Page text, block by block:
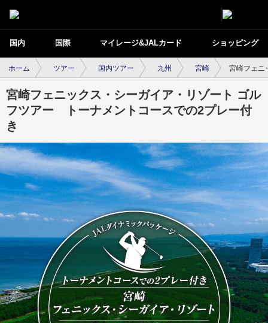
国内 国際 マイレージ&JALカード ショッピング
ホーム ツアー 国内ツアー 九州 宮崎 宮崎フェニ
宮崎フェニックス・シーガイア・リゾート ゴル
フツアー トーナメントコースでの2プレー付
き